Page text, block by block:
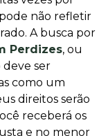
não refletir
A busca por
Perdizes, ou
ser
como um
direitos serão
receberá os
e no menor